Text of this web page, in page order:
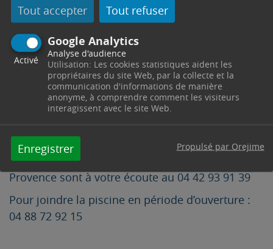
Tout accepter Tout refuser
Google Analytics
Activé
Analyse d'audience
Utilisation: Les cookies statistiques aident les
propriétaires du site Web, par la collecte et la
communication d'informations de manière
anonyme, à comprendre comment les visiteurs
interagissent avec le site Web.
Enregistrer Propulsé par Orejime
pas pris par les services du Pays d’Aix.
PISCINE INTERCOMMUNALE
MÉTROPOLITAINE
La piscine de Trets est située avenue Jules Ferry.
Elle est ouverte durant la saison estivale.
Les services de la Métropole Aix-Marseille-
Provence sont à votre écoute au 04 42 93 91 39
Pour joindre la piscine en période d’ouverture :
04 88 72 92 15